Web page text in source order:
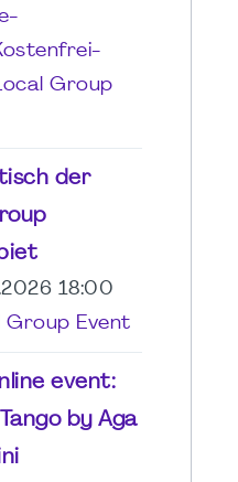
Group
der
18:00
Group Event
event:
by Aga